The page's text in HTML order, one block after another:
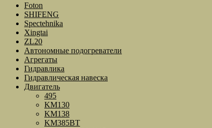
Foton
SHIFENG
Spectehnika
Xingtai
ZL20
Автономные подогреватели
Агрегаты
Гидравлика
Гидравлическая навеска
Двигатель
495
KM130
KM138
KM385BT